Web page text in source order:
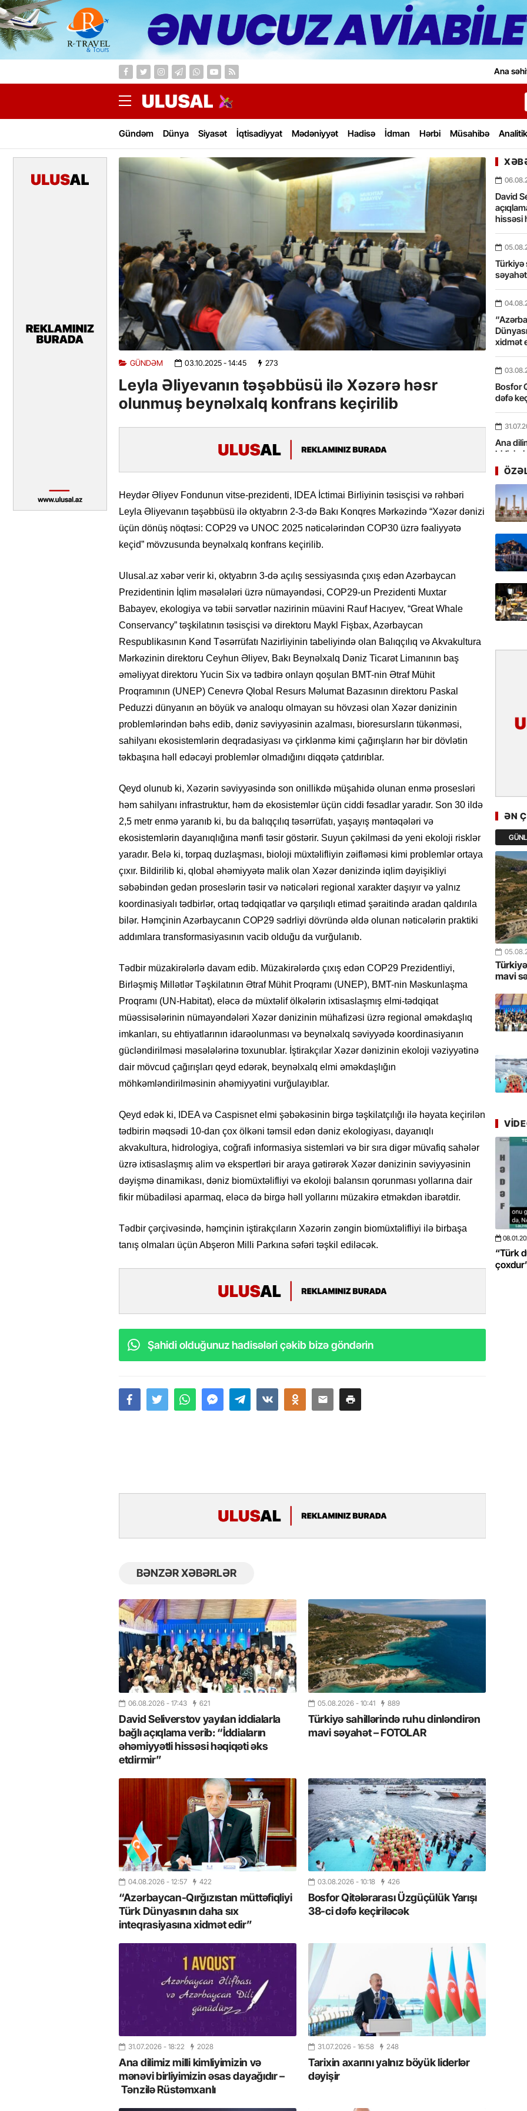
Ana
Gündəm Dünya Siyasət İqtisadiyyat Mədəniyyət Hadisə İdman Hərbi Müsahibə
GÜNDƏM 03.10.2025- 14:45 273
Leyla Əliyevanın təşəbbüsü ilə Xəzərə həsr
olunmuş beynəlxalq konfrans keçirilib
Heydər Əliyev Fondunun vitse-prezidenti, IDEA İctimai Birliyinin təsisçisi və rəhbəri
Leyla Əliyevanın təşəbbüsü ilə oktyabrın 2-3-də Bakı Konqres Mərkəzində “Xəzər dənizi
üçün dönüş nöqtəsi: COP29 və UNOC 2025 nəticələrindən COP30 üzrə fəaliyyətə
keçid” mövzusunda beynəlxalq konfrans keçirilib.
Ulusal.az xəbər verir ki, oktyabrın 3-də açılış sessiyasında çıxış edən Azərbaycan
Prezidentinin İqlim məsələləri üzrə nümayəndəsi, COP29-un Prezidenti Muxtar
Babayev, ekologiya və təbii sərvətlər nazirinin müavini Rauf Hacıyev, “Great Whale
Conservancy” təşkilatının təsisçisi və direktoru Maykl Fişbax, Azərbaycan
Respublikasının Kənd Təsərrüfatı Nazirliyinin tabeliyində olan Balıqçılıq və Akvakultura
Mərkəzinin direktoru Ceyhun Əliyev, Bakı Beynəlxalq Dəniz Ticarət Limanının baş
əməliyyat direktoru Yucin Six və tədbirə onlayn qoşulan BMT-nin Ətraf Mühit
Proqramının (UNEP) Cenevrə Qlobal Resurs Məlumat Bazasının direktoru Paskal
Peduzzi dünyanın ən böyük və analoqu olmayan su hövzəsi olan Xəzər dənizinin
problemlərindən bəhs edib, dəniz səviyyəsinin azalması, bioresursların tükənməsi,
sahilyanı ekosistemlərin deqradasiyası və çirklənmə kimi çağırışların hər bir dövlətin
təkbaşına həll edəcəyi problemlər olmadığını diqqətə çatdırıblar.
Qeyd olunub ki, Xəzərin səviyyəsində son onillikdə müşahidə olunan enmə prosesləri
həm sahilyanı infrastruktur, həm də ekosistemlər üçün ciddi fəsadlar yaradır. Son 30 ildə
2,5 metr enmə yaranıb ki, bu da balıqçılıq təsərrüfatı, yaşayış məntəqələri və
ekosistemlərin dayanıqlığına mənfi təsir göstərir. Suyun çəkilməsi də yeni ekoloji risklər
yaradır. Belə ki, torpaq duzlaşması, bioloji müxtəlifliyin zəifləməsi kimi problemlər ortaya
çıxır. Bildirilib ki, qlobal əhəmiyyətə malik olan Xəzər dənizində iqlim dəyişikliyi
səbəbindən gedən proseslərin təsir və nəticələri regional xarakter daşıyır və yalnız
koordinasiyalı tədbirlər, ortaq tədqiqatlar və qarşılıqlı etimad şəraitində aradan qaldırıla
bilər. Həmçinin Azərbaycanın COP29 sədrliyi dövründə əldə olunan nəticələrin praktiki
addımlara transformasiyasının vacib olduğu da vurğulanıb.
Tədbir müzakirələrlə davam edib. Müzakirələrdə çıxış edən COP29 Prezidentliyi,
Birləşmiş Millətlər Təşkilatının Ətraf Mühit Proqramı (UNEP), BMT-nin Məskunlaşma
Proqramı (UN-Habitat), eləcə də müxtəlif ölkələrin ixtisaslaşmış elmi-tədqiqat
müəssisələrinin nümayəndələri Xəzər dənizinin mühafizəsi üzrə regional əməkdaşlıq
imkanları, su ehtiyatlarının idarəolunması və beynəlxalq səviyyədə koordinasiyanın
gücləndirilməsi məsələlərinə toxunublar. İştirakçılar Xəzər dənizinin ekoloji vəziyyətinə
dair mövcud çağırışları qeyd edərək, beynəlxalq elmi əməkdaşlığın
möhkəmləndirilməsinin əhəmiyyətini vurğulayıblar.
Qeyd edək ki, IDEA və Caspisnet elmi şəbəkəsinin birgə təşkilatçılığı ilə həyata keçirilən
tədbirin məqsədi 10-dan çox ölkəni təmsil edən dəniz ekologiyası, dayanıqlı
akvakultura, hidrologiya, coğrafi informasiya sistemləri və bir sıra digər müvafiq sahələr
üzrə ixtisaslaşmış alim və ekspertləri bir araya gətirərək Xəzər dənizinin səviyyəsinin
dəyişmə dinamikası, dəniz biomüxtəlifliyi və ekoloji balansın qorunması yollarına dair
fikir mübadiləsi aparmaq, eləcə də birgə həll yollarını müzakirə etməkdən ibarətdir.
Tədbir çərçivəsində, həmçinin iştirakçıların Xəzərin zəngin biomüxtəlifliyi ilə birbaşa
tanış olmaları üçün Abşeron Milli Parkına səfəri təşkil ediləcək.
Şahidi olduğunuz hadisələri çəkib bizə göndərin
BƏNZƏR XƏBƏRLƏR
06.08.2026 - 17:43 621
David Seliverstov yayılan iddialarla
bağlı açıqlama verib: “İddiaların
əhəmiyyətli hissəsi həqiqəti əks
etdirmir”
05.08.2026 - 10:41 889
Türkiyə sahillərində ruhu dinləndirən
mavi səyahət – FOTOLAR
04.08.2026 - 12:57 422
“Azərbaycan-Qırğızıstan müttəfiqliyi
Türk Dünyasının daha sıx
inteqrasiyasına xidmət edir”
03.08.2026 - 10:18 426
Bosfor Qitələrarası Üzgüçülük Yarışı
38-ci dəfə keçiriləcək
31.07.2026 - 18:22 2028
Ana dilimiz milli kimliyimizin və
mənəvi birliyimizin əsas dayağıdır –
Tənzilə Rüstəmxanlı
31.07.2026 - 16:58 248
Tarixin axarını yalnız böyük liderlər
dəyişir
David
hissəsi
Türkiyə
xidmət
Bosfor
dəfə
Ana
Tarixin
İlin ilk
çox
Yeni
Awards
-
Türkiyə
“İlham
YAP
Günü
yer
Üstellə
ƏN
mavi
“ABŞ və Qərb Çinin daha da böyüməsini
“Türk dünyası ilə bağlı görüləcək işlər